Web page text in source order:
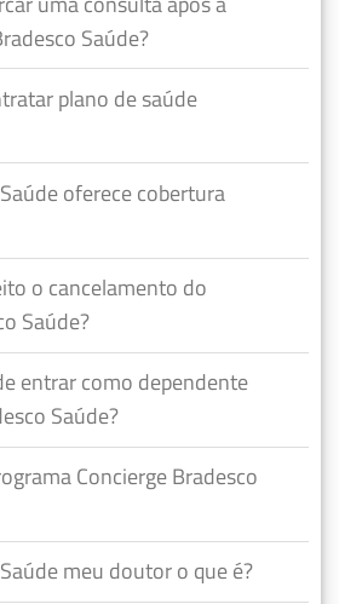
Saúde?
plano de saúde
oferece cobertura
o cancelamento do
Saúde?
entrar como dependente
Saúde?
Concierge Bradesco
meu doutor o que é?